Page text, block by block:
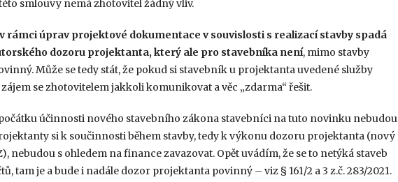
smlouvy nemá zhotovitel žádný vliv.
rámci úprav projektové dokumentace v souvislosti s realizací stavby spadá
dozoru projektanta, který ale pro stavebníka není, mimo stavby
Může se tedy stát, že pokud si stavebník u projektanta uvedené služby
se zhotovitelem jakkoli komunikovat a věc „zdarma“ řešit.
účinnosti nového stavebního zákona stavebníci na tuto novinku nebudou
si k součinnosti během stavby, tedy k výkonu dozoru projektanta (nový
nebudou s ohledem na finance zavazovat. Opět uvádím, že se to netýká staveb
tam je a bude i nadále dozor projektanta povinný – viz § 161/2 a 3 z.č. 283/2021.